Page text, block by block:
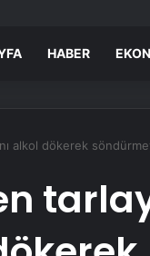
HABER
alkol dökerek